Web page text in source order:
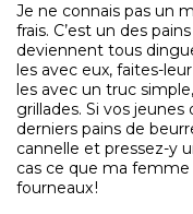
Je ne connais pas un
frais. C’est un des
deviennent tous
les avec eux, faites-
les avec un truc
grillades. Si vos
derniers pains de
cannelle et pressez-y
cas ce que ma
fourneaux !